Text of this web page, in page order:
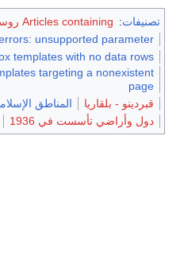
: Articles containing روسية-language text
CS1 errors: unsupported
infobox templates with no data
templates targeting a
- بلقاريا
المناطق الإسلامية في
وأراضي تأسست في 1936